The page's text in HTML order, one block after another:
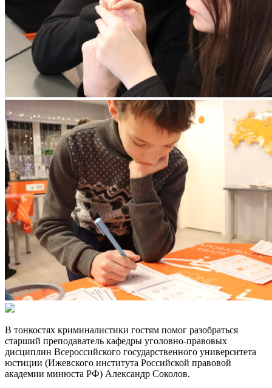
В тонкостях криминалистики гостям помог разобраться
старший преподаватель кафедры уголовно-правовых
дисциплин Всероссийского государственного университета
юстиции (Ижевского института Российской правовой
академии минюста РФ) Александр Соколов.